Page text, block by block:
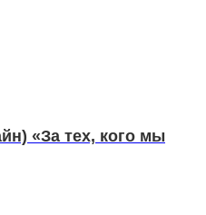
«За тех, кого мы